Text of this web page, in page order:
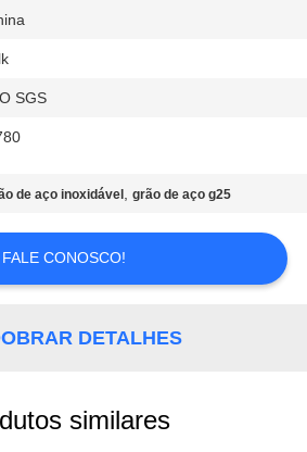
SGS
de aço inoxidável ,grão de aço g25
FALE CONOSCO!
DETALHES
similares